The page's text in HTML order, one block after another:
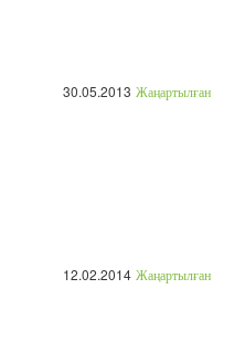
30.05.2013 Жаңартылған
12.02.2014 Жаңартылған